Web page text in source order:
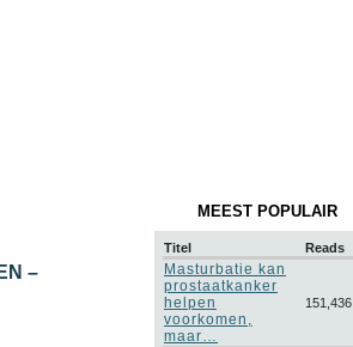
–
MEEST POPULAIR
Titel Reads
Masturbatie kan
prostaatkanker
helpen
voorkomen,
maar…
151,436